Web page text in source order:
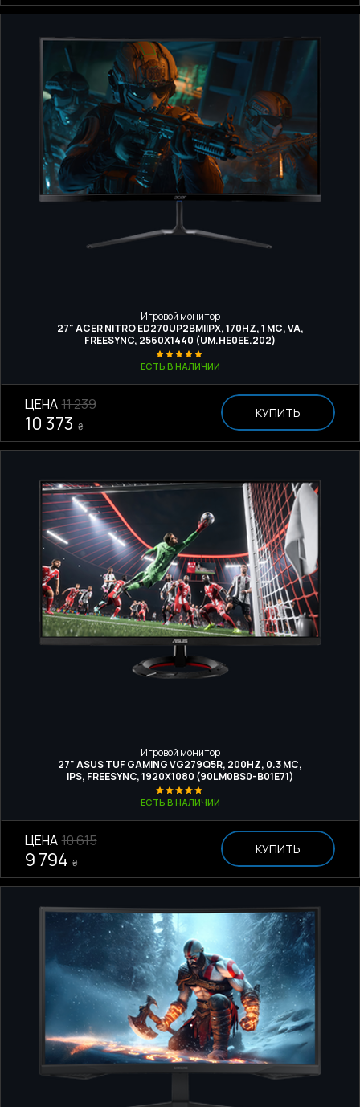
Игровой монитор
27" ACER NITRO ED270UP2BMIIPX, 170HZ, 1 МС, VA,
FREESYNC, 2560Х1440 (UM.HE0EE.202)
ЕСТЬ В НАЛИЧИИ
ЦЕНА 11 239
10 373 ₴
КУПИТЬ
Игровой монитор
27" ASUS TUF GAMING VG279Q5R, 200HZ, 0.3 МС,
IPS, FREESYNC, 1920X1080 (90LM0BS0-B01E71)
ЕСТЬ В НАЛИЧИИ
ЦЕНА 10 615
9 794 ₴
КУПИТЬ